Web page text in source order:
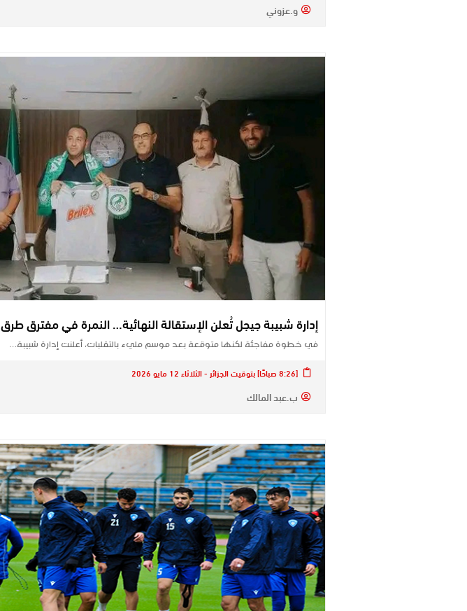
و.عزوني
إدارة شبيبة جيجل تُعلن الإستقالة النهائية… النمرة في مفترق طرق
في خطوة مفاجئة لكنها متوقعة بعد موسم مليء بالتقلبات، أعلنت إدارة شبيبة…
[8:26 صباحًا] بتوقيت الجزائر - الثلاثاء 12 مايو 2026
ب.عبد المالك